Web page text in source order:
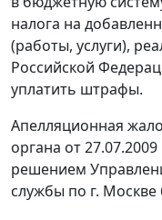
налога на
(работы, услуги),
Российской
уплатить штрафы.
Апелляционная
органа от
решением
службы по г. Москве